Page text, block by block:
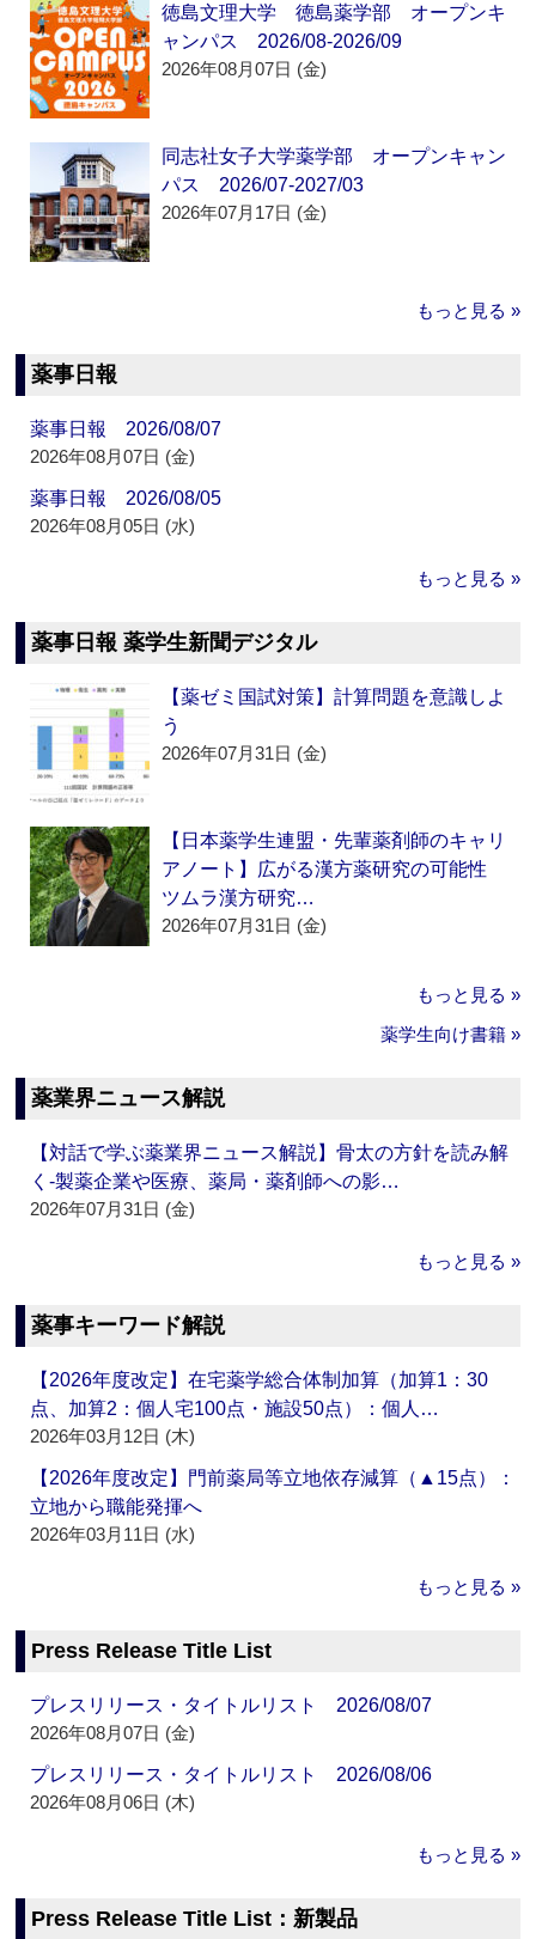
徳島文理大学 徳島薬学部 オープンキ
ャンパス 2026/08-2026/09
2026年08月07日 (金)
同志社女子大学薬学部 オープンキャン
パス 2026/07-2027/03
2026年07月17日 (金)
もっと見る »
薬事日報
薬事日報 2026/08/07
2026年08月07日 (金)
薬事日報 2026/08/05
2026年08月05日 (水)
もっと見る »
薬事日報 薬学生新聞デジタル
【薬ゼミ国試対策】計算問題を意識しよ
う
2026年07月31日 (金)
【日本薬学生連盟・先輩薬剤師のキャリ
アノート】広がる漢方薬研究の可能性
ツムラ漢方研究…
2026年07月31日 (金)
もっと見る »
薬学生向け書籍 »
薬業界ニュース解説
【対話で学ぶ薬業界ニュース解説】骨太の方針を読み解
く‐製薬企業や医療、薬局・薬剤師への影…
2026年07月31日 (金)
もっと見る »
薬事キーワード解説
【2026年度改定】在宅薬学総合体制加算（加算1：30
点、加算2：個人宅100点・施設50点）：個人…
2026年03月12日 (木)
【2026年度改定】門前薬局等立地依存減算（▲15点）：
立地から職能発揮へ
2026年03月11日 (水)
もっと見る »
Press Release Title List
プレスリリース・タイトルリスト 2026/08/07
2026年08月07日 (金)
プレスリリース・タイトルリスト 2026/08/06
2026年08月06日 (木)
もっと見る »
Press Release Title List：新製品